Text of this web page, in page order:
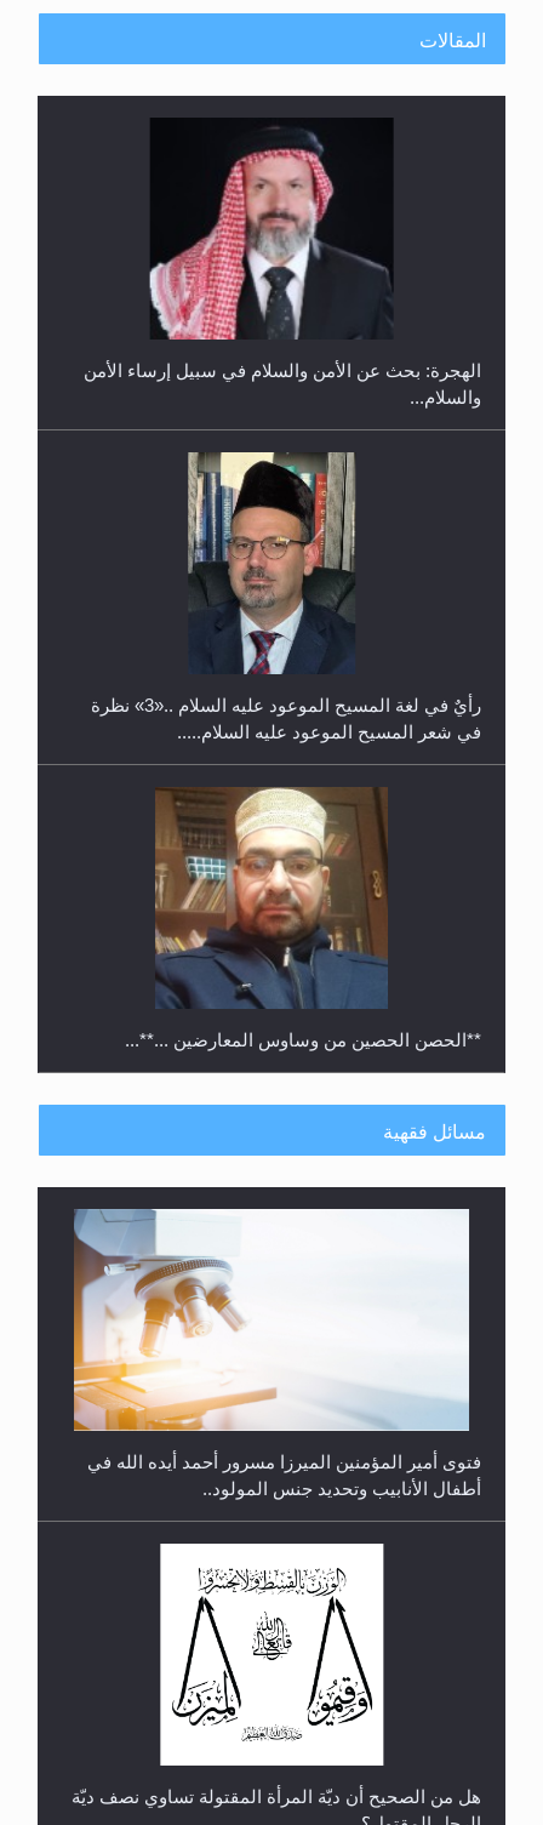
إتمام حفظ القرآن الكريم لثلاثة طلاب من مدرسة الحفظ
حفل توزيع الشهادات في الجامعة الأحمدية بنيجيريا لعام
المقالات
الهجرة: بحث عن الأمن والسلام في سبيل إرساء الأمن
والسلام...
في شعر المسيح الموعود عليه السلام.....
**الحصن الحصين من وساوس المعارضين ...**...
رأيٌ في لغة المسيح الموعود عليه السلام.. 4...
مسائل فقهية
فتوى أمير المؤمنين الميرزا مسرور أحمد أيده الله في
أطفال الأنابيب وتحديد جنس المولود..
هل من الصحيح أن ديّة المرأة المقتولة تساوي نصف ديّة
الرجل المقتول؟